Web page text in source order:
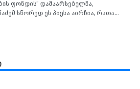
ფონდის“ დამაარსებელმა,
სწორედ ეს პიესა აირჩია, რათა…